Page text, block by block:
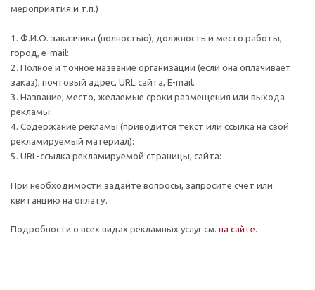
мероприятия и т.п.)
1. Ф.И.О. заказчика (полностью), должность и место работы,
город, e-mail:
2. Полное и точное название организации (если она оплачивает
заказ), почтовый адрес, URL сайта, E-mail.
3. Название, место, желаемые сроки размещения или выхода
рекламы:
4. Содержание рекламы (приводится текст или ссылка на свой
рекламируемый материал):
5. URL-ссылка рекламируемой страницы, сайта:
При необходимости задайте вопросы, запросите счёт или
квитанцию на оплату.
Подробности о всех видах рекламных услуг см. на сайте.